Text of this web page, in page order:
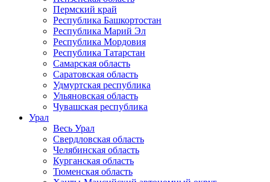
Пермский край
Республика Башкортостан
Республика Марий Эл
Республика Мордовия
Республика Татарстан
Самарская область
Саратовская область
Удмуртская республика
Ульяновская область
Чувашская республика
Урал
Весь Урал
Свердловская область
Челябинская область
Курганская область
Тюменская область